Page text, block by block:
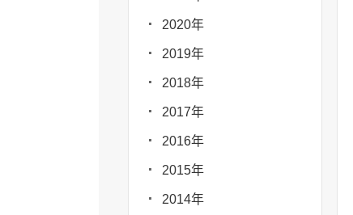
2020年
2019年
2018年
2017年
2016年
2015年
2014年